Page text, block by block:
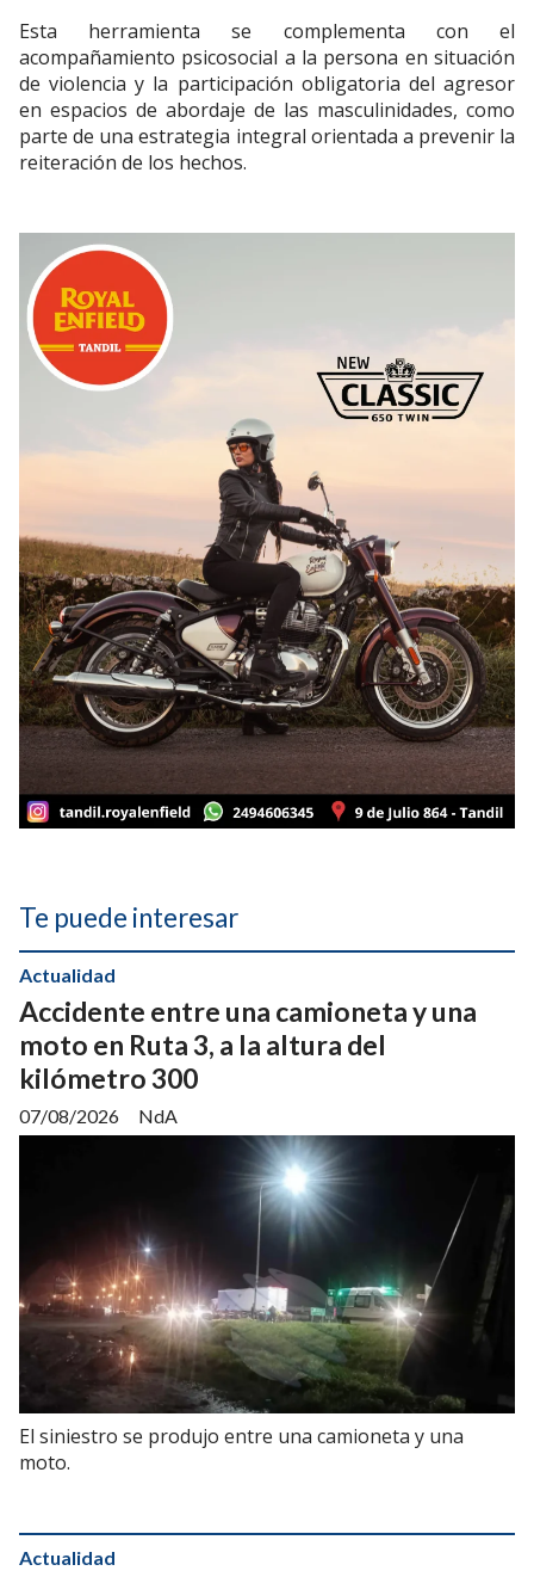
Esta herramienta se complementa con el
acompañamiento psicosocial a la persona en situación
de violencia y la participación obligatoria del agresor
en espacios de abordaje de las masculinidades, como
parte de una estrategia integral orientada a prevenir la
reiteración de los hechos.
Te puede interesar
Accidente entre una camioneta y una
moto en Ruta 3, a la altura del
kilómetro 300
NdA
Actualidad
07/08/2026
El siniestro se produjo entre una camioneta y una
moto.
Actualidad